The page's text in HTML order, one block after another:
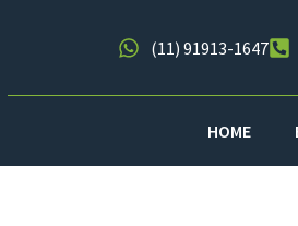
(11) 91913-1647
HOME